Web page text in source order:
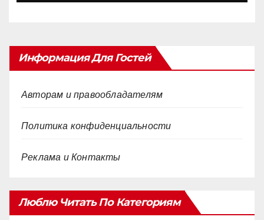
Информация Для Гостей
Авторам и правообладателям
Политика конфиденциальности
Реклама и Контакты
Люблю Читать По Категориям